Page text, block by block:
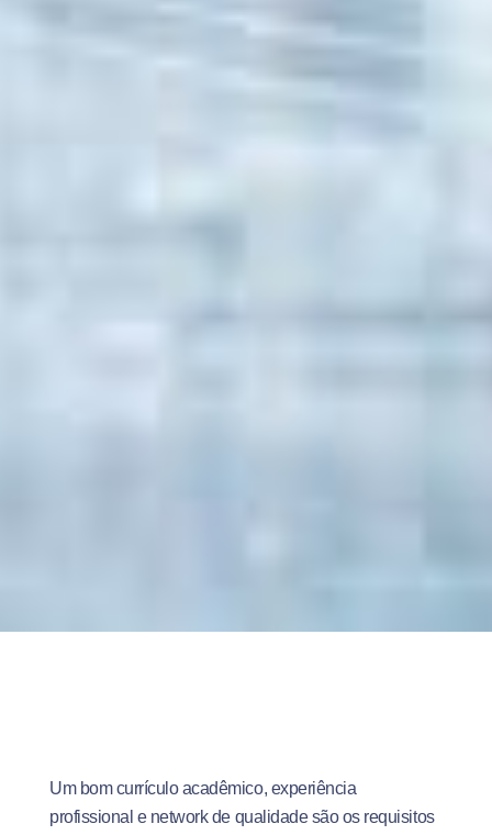
Um bom currículo acadêmico, experiência
profissional e network de qualidade são os requisitos